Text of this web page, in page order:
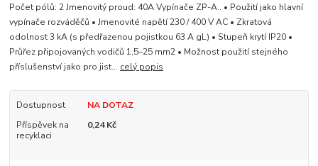
Počet pólů: 2 Jmenovitý proud: 40A Vypínače ZP-A.. • Použití jako hlavní
vypínače rozváděčů • Jmenovité napětí 230 / 400 V AC • Zkratová
odolnost 3 kA (s předřazenou pojistkou 63 A gL) • Stupeň krytí IP20 •
Průřez připojovaných vodičů 1,5–25 mm2 • Možnost použití stejného
příslušenství jako pro jist... celý popis
Dostupnost
NA DOTAZ
Příspěvek na
recyklaci
0,24 Kč